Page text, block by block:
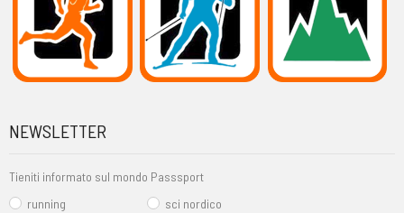
NEWSLETTER
Tieniti informato sul mondo Passsport
running
sci nordico